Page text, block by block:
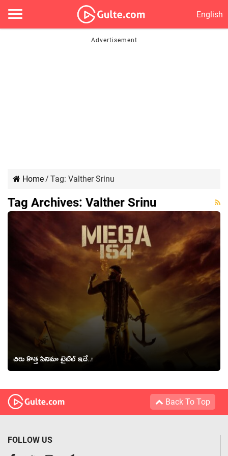
English
Home/ Tag: Valther Srinu
Tag Archives: Valther Srinu
చిరు కొత్త సినిమా టైటిల్ ఇదే..!
Back To Top
FOLLOW US